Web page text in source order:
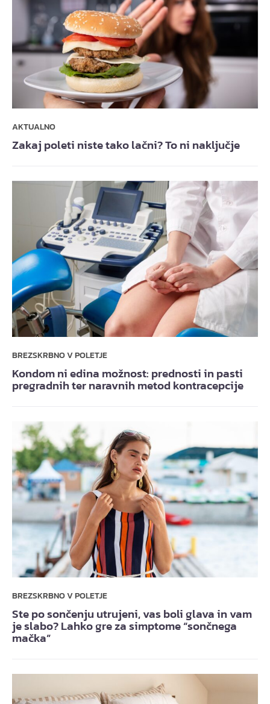
AKTUALNO
Zakaj poleti niste tako lačni? To ni naključje
BREZSKRBNO V POLETJE
Kondom ni edina možnost: prednosti in pasti
pregradnih ter naravnih metod kontracepcije
BREZSKRBNO V POLETJE
Ste po sončenju utrujeni, vas boli glava in vam
je slabo? Lahko gre za simptome “sončnega
mačka”